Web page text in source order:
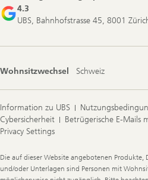
4.3
UBS, Bahnhofstrasse 45, 8001
Wohnsitzwechsel Schweiz
Information zu UBS
Cybersicherheit
Betrügerische E-Mails
Privacy Settings
Legal
Information
Die auf dieser Website angebotenen
und/oder Unterlagen sind Personen mit